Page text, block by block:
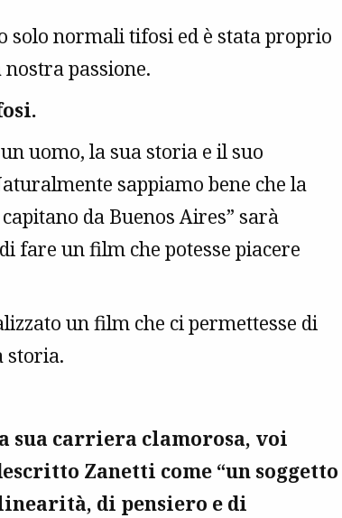
solo normali tifosi ed è stata proprio
passione.
uomo, la sua storia e il suo
sappiamo bene che la
da Buenos Aires” sarà
fare un film che potesse piacere
un film che ci permettesse di
storia.
sua carriera clamorosa, voi
Zanetti come “un soggetto
di pensiero e di